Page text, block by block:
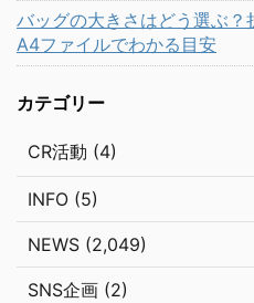
バッグの大きさはどう選ぶ？
A4ファイルでわかる目安
カテゴリー
CR活動 (4)
INFO (5)
NEWS (2,049)
SNS企画 (2)